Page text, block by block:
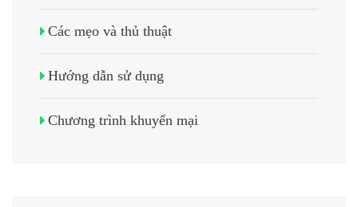
Các mẹo và thủ thuật
Hướng dẫn sử dụng
Chương trình khuyến mại